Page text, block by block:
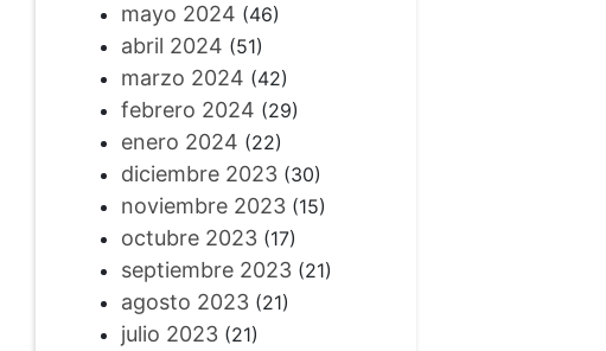
mayo 2024 (46)
abril 2024 (51)
marzo 2024 (42)
febrero 2024 (29)
enero 2024 (22)
diciembre 2023(30)
noviembre 2023(15)
octubre 2023(17)
septiembre 2023(21)
agosto 2023(21)
julio 2023(21)